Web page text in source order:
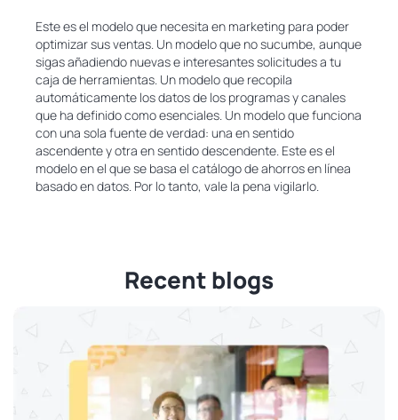
Este es el modelo que necesita en marketing para poder
optimizar sus ventas. Un modelo que no sucumbe, aunque
sigas añadiendo nuevas e interesantes solicitudes a tu
caja de herramientas. Un modelo que recopila
automáticamente los datos de los programas y canales
que ha definido como esenciales. Un modelo que funciona
con una sola fuente de verdad: una en sentido
ascendente y otra en sentido descendente. Este es el
modelo en el que se basa el catálogo de ahorros en línea
basado en datos. Por lo tanto, vale la pena vigilarlo.
Recent blogs